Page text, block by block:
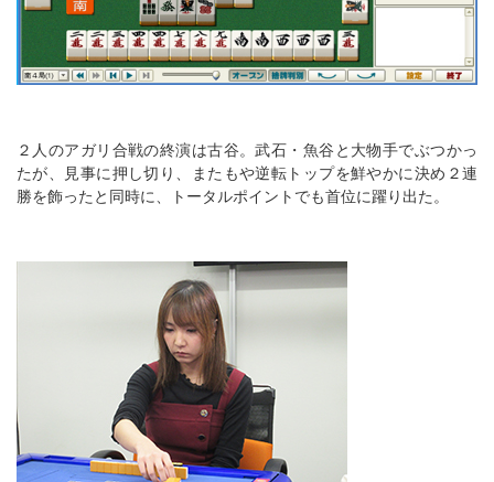
２人のアガリ合戦の終演は古谷。武石・魚谷と大物手でぶつかっ
たが、見事に押し切り、またもや逆転トップを鮮やかに決め２連
勝を飾ったと同時に、トータルポイントでも首位に躍り出た。